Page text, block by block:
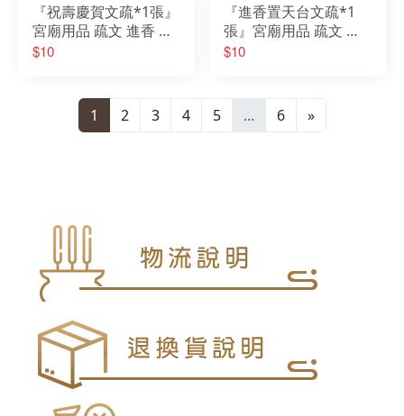
『祝壽慶賀文疏*1張』
宮廟用品 疏文 進香 繞
境 謁祖 會香 參香 進香
$10
『進香置天台文疏*1
張』宮廟用品 疏文 進
香 繞境 謁祖 會香 參香
$10
1 2 3 4 5 ... 6 »